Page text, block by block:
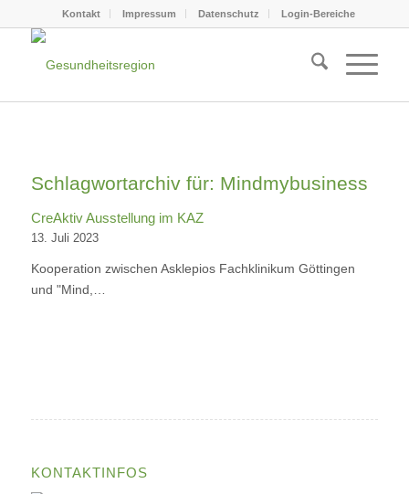
Kontakt Impressum Datenschutz Login-Bereiche
Schlagwortarchiv für: Mindmybusiness
CreAktiv Ausstellung im KAZ
13. Juli 2023
Kooperation zwischen Asklepios Fachklinikum Göttingen
und "Mind,…
KONTAKTINFOS